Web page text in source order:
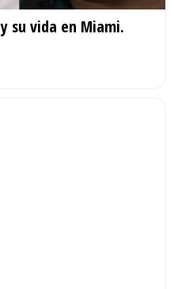
su vida en Miami.